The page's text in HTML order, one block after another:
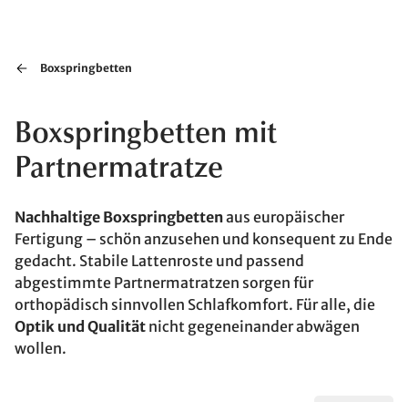
Boxspringbetten
Boxspringbetten mit
Partnermatratze
Nachhaltige Boxspringbettenaus europäischer
Fertigung – schön anzusehen und konsequent zu Ende
gedacht. Stabile Lattenroste und passend
abgestimmte Partnermatratzen sorgen für
orthopädisch sinnvollen Schlafkomfort. Für alle, die
Optik und Qualität nicht gegeneinander abwägen
wollen.